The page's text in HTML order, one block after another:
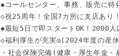
◆コールセンター、事務、販売に特
◇祝25周年！全国7カ所に支店あり！
◆最短5日で即スタートOK！2000
◇福利厚生が充実◎(2024年度の産
・社会保険完備(健康・厚生年金・